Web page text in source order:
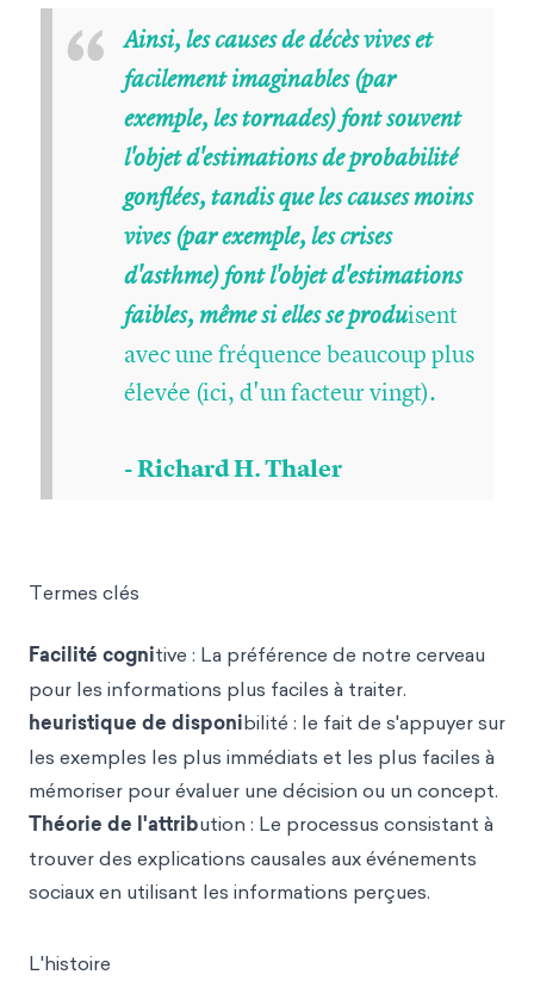
“
Ainsi, les causes de décès vives et
facilement imaginables (par
exemple, les tornades) font souvent
l'objet d'estimations de probabilité
gonflées, tandis que les causes moins
vives (par exemple, les crises
d'asthme) font l'objet d'estimations
faibles, même si elles se produisent
avec une fréquence beaucoup plus
élevée (ici, d'un facteur vingt).
- Richard H. Thaler
Termes clés
Facilité cognitive : La préférence de notre cerveau
pour les informations plus faciles à traiter.
heuristique de disponibilité : le fait de s'appuyer sur
les exemples les plus immédiats et les plus faciles à
mémoriser pour évaluer une décision ou un concept.
Théorie de l'attribution : Le processus consistant à
trouver des explications causales aux événements
sociaux en utilisant les informations perçues.
L'histoire